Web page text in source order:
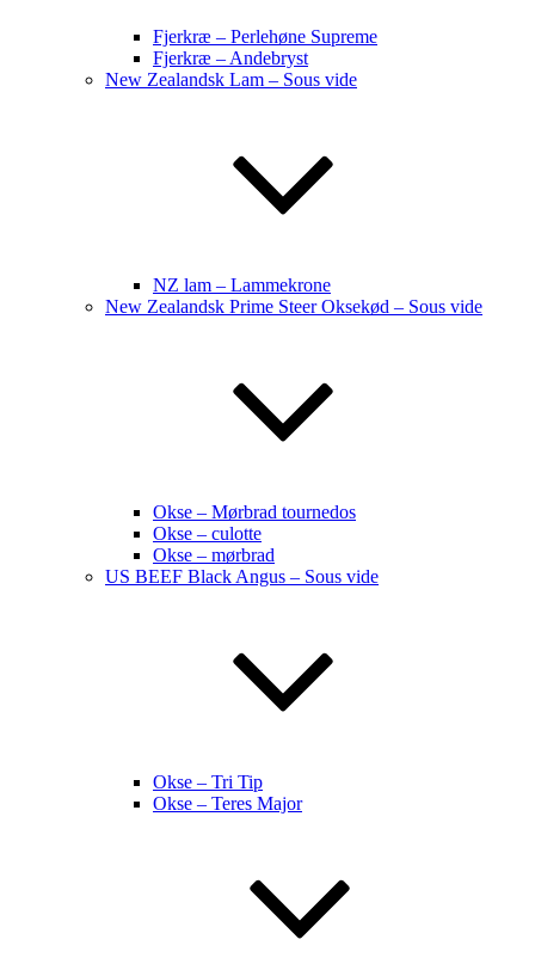
Fjerkræ – Perlehøne Supreme
Fjerkræ – Andebryst
New Zealandsk Lam – Sous vide
NZ lam – Lammekrone
New Zealandsk Prime Steer Oksekød – Sous vide
Okse – Mørbrad tournedos
Okse – culotte
Okse – mørbrad
US BEEF Black Angus – Sous vide
Okse – Tri Tip
Okse – Teres Major